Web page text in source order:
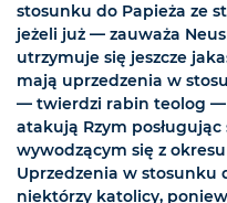
stosunku do Papieża ze
jeżeli już — zauważa
utrzymuje się jeszcze
mają uprzedzenia w
— twierdzi rabin teolog —
atakują Rzym
wywodzącym się z
Uprzedzenia w stosunku
niektórzy katolicy,